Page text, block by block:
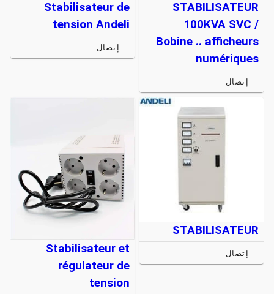
STABILISATEUR
100KVA SVC /
Bobine .. afficheurs
numériques
إتصال
Stabilisateur de
tension Andeli
إتصال
STABILISATEUR
إتصال
Stabilisateur et
régulateur de
tension